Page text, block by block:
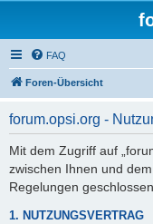
FAQ
Foren-Übersicht
forum.opsi.org -
Mit dem Zugriff auf
zwischen Ihnen und
Regelungen
1. NUTZUNGSVERTRAG